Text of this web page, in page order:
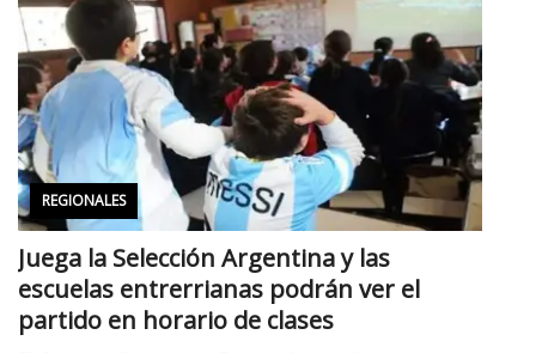
REGIONALES
Juega la Selección Argentina y las
escuelas entrerrianas podrán ver el
partido en horario de clases